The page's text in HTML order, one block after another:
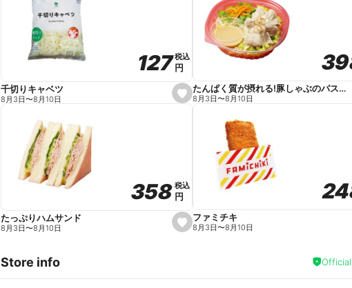
e
s
e
e
127
127税込
税込
円
円
千切りキャベツ
8月3日〜8月10日
たんぱく質が摂れる!豚しゃぶのパスタサラダ
8月3日〜8月10日
s
e
358
358税込
税込
円
円
たっぷりハムサンド
8月3日〜8月10日
ファミチキ
8月3日〜8月10日
Store info